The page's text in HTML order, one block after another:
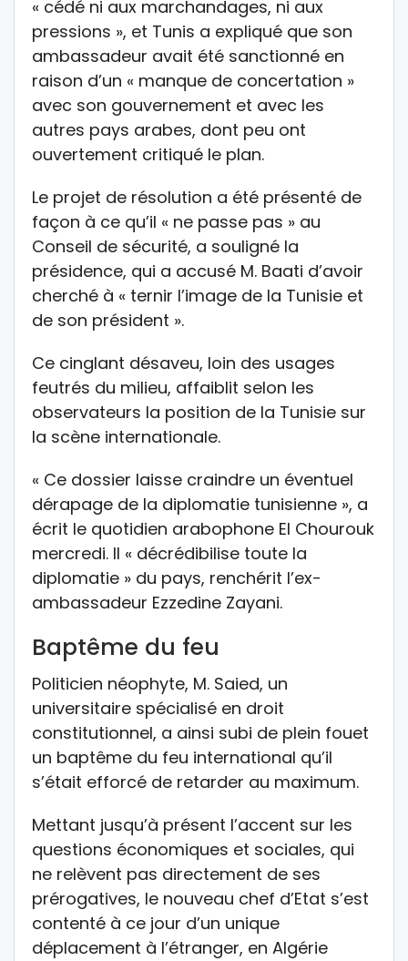
« cédé ni aux marchandages, ni aux
pressions », et Tunis a expliqué que son
ambassadeur avait été sanctionné en
raison d’un « manque de concertation »
avec son gouvernement et avec les
autres pays arabes, dont peu ont
ouvertement critiqué le plan.
Le projet de résolution a été présenté de
façon à ce qu’il « ne passe pas » au
Conseil de sécurité, a souligné la
présidence, qui a accusé M. Baati d’avoir
cherché à « ternir l’image de la Tunisie et
de son président ».
Ce cinglant désaveu, loin des usages
feutrés du milieu, affaiblit selon les
observateurs la position de la Tunisie sur
la scène internationale.
« Ce dossier laisse craindre un éventuel
dérapage de la diplomatie tunisienne », a
écrit le quotidien arabophone El Chourouk
mercredi. Il « décrédibilise toute la
diplomatie » du pays, renchérit l’ex-
ambassadeur Ezzedine Zayani.
Baptême du feu
Politicien néophyte, M. Saied, un
universitaire spécialisé en droit
constitutionnel, a ainsi subi de plein fouet
un baptême du feu international qu’il
s’était efforcé de retarder au maximum.
Mettant jusqu’à présent l’accent sur les
questions économiques et sociales, qui
ne relèvent pas directement de ses
prérogatives, le nouveau chef d’Etat s’est
contenté à ce jour d’un unique
déplacement à l’étranger, en Algérie